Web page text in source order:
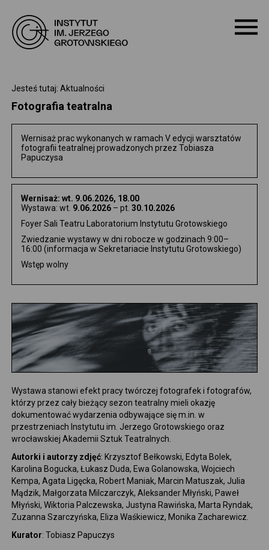
O NAS
PROGRAM
WARSZTATY
PROJEKTY
DOSTĘPNOŚĆ
ARCHIWUM
WYDAWNICTWO
ENGLISH VERSION
Jesteś tutaj: Aktualności
Fotografia teatralna
Wernisaż prac wykonanych w ramach V edycji warsztatów
fotografii teatralnej prowadzonych przez Tobiasza
Papuczysa
Wernisaż: wt. 9.06.2026, 18.00
Wystawa: wt. 9.06.2026 – pt.30.10.2026
Foyer Sali Teatru Laboratorium Instytutu Grotowskiego
Zwiedzanie wystawy w dni robocze w godzinach 9:00–
16:00 (informacja w Sekretariacie Instytutu Grotowskiego)
Wstęp wolny
Wystawa stanowi efekt pracy twórczej fotografek i fotografów,
którzy przez cały bieżący sezon teatralny mieli okazję
dokumentować wydarzenia odbywające się m.in. w
przestrzeniach Instytutu im. Jerzego Grotowskiego oraz
wrocławskiej Akademii Sztuk Teatralnych.
Autorki i autorzy zdjęć: Krzysztof Bełkowski, Edyta Bolek,
Karolina Bogucka, Łukasz Duda, Ewa Golanowska, Wojciech
Kempa, Agata Ligęcka, Robert Maniak, Marcin Matuszak, Julia
Mądzik, Małgorzata Milczarczyk, Aleksander Młyński, Paweł
Młyński, Wiktoria Palczewska, Justyna Rawińska, Marta Ryndak,
Zuzanna Szarczyńska, Eliza Waśkiewicz, Monika Zacharewicz.
Kurator: Tobiasz Papuczys